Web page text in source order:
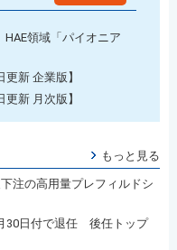
領域「パイオニア
新 企業版】
新 月次版】
もっと見る
注の高用量プレフィルドシ
30日付で退任 後任トップ